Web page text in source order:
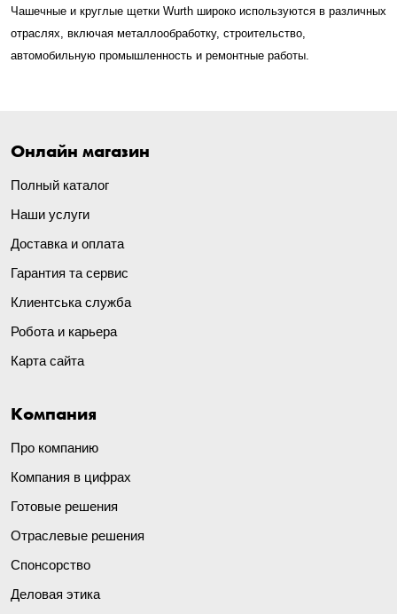
Чашечные и круглые щетки Wurth широко используются в различных
отраслях, включая металлообработку, строительство,
автомобильную промышленность и ремонтные работы.
Онлайн магазин
Полный каталог
Наши услуги
Доставка и оплата
Гарантия та сервис
Клиентська служба
Робота и карьера
Карта сайта
Компания
Про компанию
Компания в цифрах
Готовые решения
Отраслевые решения
Спонсорство
Деловая этика